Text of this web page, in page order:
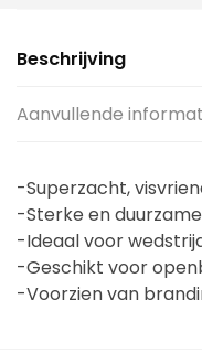
Beschrijving
Aanvullende
-Superzacht,
-Sterke en
-Ideaal voor
-Geschikt voor
-Voorzien van